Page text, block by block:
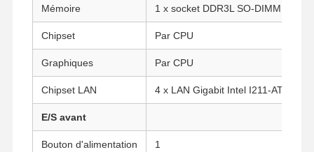
Mémoire 1 x socket DDR3L SO-DIMM
Chipset Par CPU
Graphiques Par CPU
Chipset LAN 4 x LAN Gigabit Intel I211-AT/I210-
E/S avant
Bouton d'alimentation 1